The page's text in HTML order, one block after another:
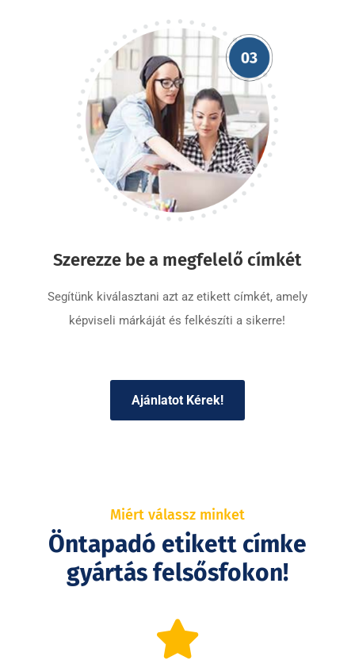
Szerezze be a megfelelő címkét
Segítünk kiválasztani azt az etikett címkét, amely
képviseli márkáját és felkészíti a sikerre!
Ajánlatot Kérek!
Miért válassz minket
Öntapadó etikett címke
gyártás felsősfokon!
